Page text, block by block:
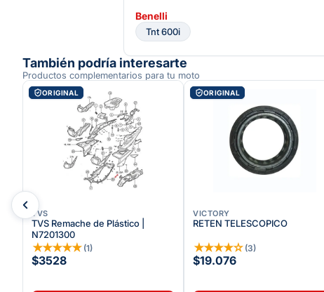
Benelli
Tnt 600i
También podría interesarte
Productos complementarios para tu moto
ORIGINAL
TVS
TVS Remache de Plástico |
N7201300
★★★★★ (1)
$3528
ORIGINAL
VICTORY
RETEN TELESCOPICO
★★★★☆ (3)
$19.076